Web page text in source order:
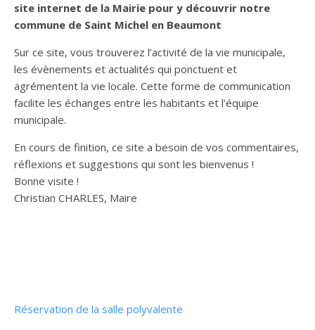
site internet de la Mairie pour y découvrir notre
commune de Saint Michel en Beaumont
Sur ce site, vous trouverez l’activité de la vie municipale,
les évènements et actualités qui ponctuent et
agrémentent la vie locale. Cette forme de communication
facilite les échanges entre les habitants et l’équipe
municipale.
En cours de finition, ce site a besoin de vos commentaires,
réflexions et suggestions qui sont les bienvenus !
Bonne visite !
Christian CHARLES, Maire
Réservation de la salle polyvalente